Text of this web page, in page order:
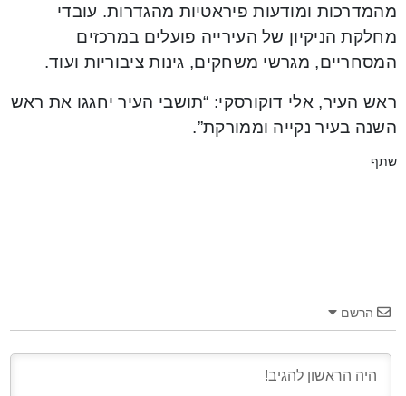
מהמדרכות ומודעות פיראטיות מהגדרות. עובדי
מחלקת הניקיון של העירייה פועלים במרכזים
המסחריים, מגרשי משחקים, גינות ציבוריות ועוד.
ראש העיר, אלי דוקורסקי: “תושבי העיר יחגגו את ראש
השנה בעיר נקייה וממורקת”.
שתף
הרשם